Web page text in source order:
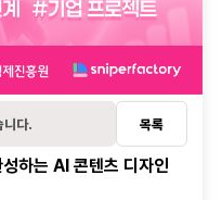
니다. 목록
하는 AI 콘텐츠 디자인